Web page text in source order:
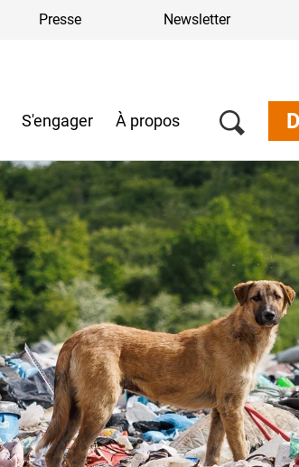
Presse Newsletter
S'engager À propos